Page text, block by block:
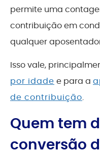
permite uma
contribuição em
qualquer
Isso vale,
por idade e para a
de contribuição.
Quem tem
conversão